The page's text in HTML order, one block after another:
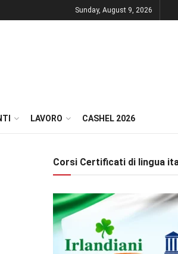
Sunday, August 9, 2026
LAVORO CASHEL 2026
Corsi Certificati di lingua